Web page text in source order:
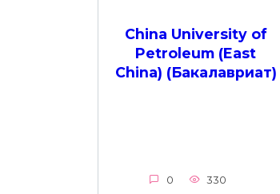
China University of
Petroleum (East
China) (Бакалавриат)
0 330